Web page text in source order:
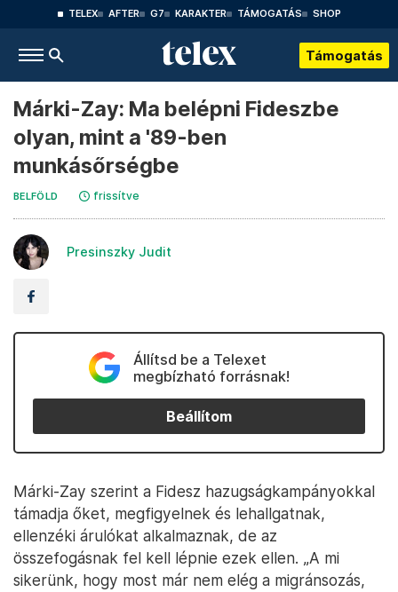
TELEX AFTER G7 KARAKTER TÁMOGATÁS SHOP
Támogatás
Márki-Zay: Ma belépni Fideszbe
olyan, mint a '89-ben
munkásőrségbe
BELFÖLD frissítve
Presinszky Judit
Állítsd be a Telexet
megbízható forrásnak!
Beállítom
Márki-Zay szerint a Fidesz hazugságkampányokkal
támadja őket, megfigyelnek és lehallgatnak,
ellenzéki árulókat alkalmaznak, de az
összefogásnak fel kell lépnie ezek ellen. „A mi
sikerünk, hogy most már nem elég a migránsozás,